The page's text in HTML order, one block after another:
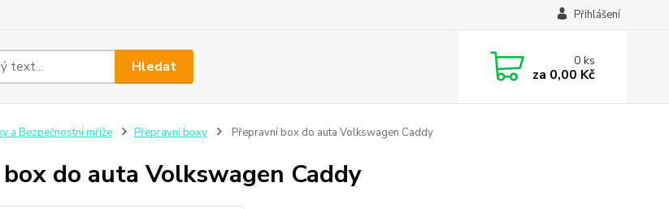
Přihlášení
Hledat 0ks
za 0,00 Kč
a Bezpečnostní mříže Přepravní boxy Přepravní box do auta Volkswagen Caddy
do auta Volkswagen Caddy